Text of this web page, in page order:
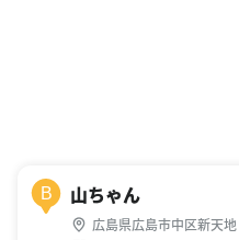
B 山ちゃん
広島県広島市中区新天地